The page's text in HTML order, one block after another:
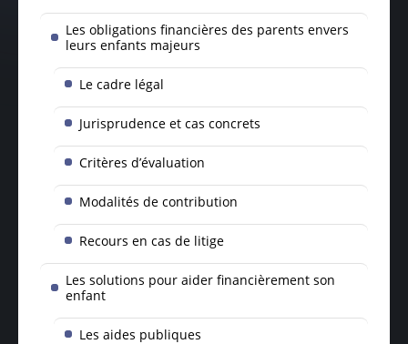
Les obligations financières des parents envers
leurs enfants majeurs
Le cadre légal
Jurisprudence et cas concrets
Critères d’évaluation
Modalités de contribution
Recours en cas de litige
Les solutions pour aider financièrement son
enfant
Les aides publiques